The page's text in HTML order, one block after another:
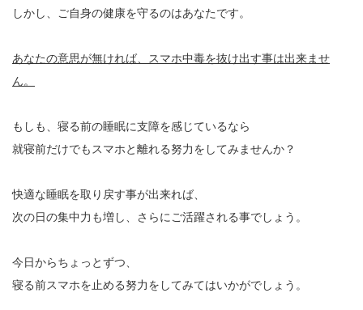
しかし、ご自身の健康を守るのはあなたです。
あなたの意思が無ければ、スマホ中毒を抜け出す事は出来ませ
ん。
もしも、寝る前の睡眠に支障を感じているなら
就寝前だけでもスマホと離れる努力をしてみませんか？
快適な睡眠を取り戻す事が出来れば、
次の日の集中力も増し、さらにご活躍される事でしょう。
今日からちょっとずつ、
寝る前スマホを止める努力をしてみてはいかがでしょう。